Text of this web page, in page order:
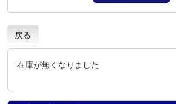
戻る
在庫が無くなりました